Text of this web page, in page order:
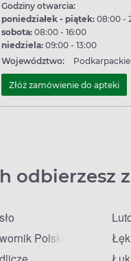
Godziny otwarcia:
poniedziałek - piątek:08:00 -
sobota:08:00 - 16:00
niedziela:09:00 - 13:00
Województwo:
Podkarpackie
Złóż zamówienie do apteki
odbierzesz
Polski